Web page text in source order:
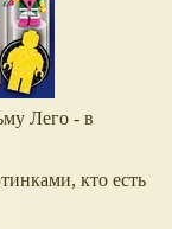
Лего - в
кто есть